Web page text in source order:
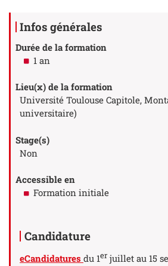
Infos générales
Durée de la formation
1 an
Lieu(x) de la formation
Université Toulouse Capitole,
universitaire)
Stage(s)
Non
Accessible en
Formation initiale
Candidature
eCandidatures du 1er juillet au 15